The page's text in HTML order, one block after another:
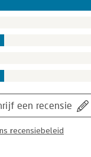
een recensie
recensiebeleid